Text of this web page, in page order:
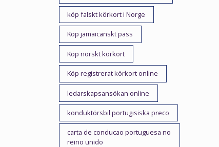
köp falskt körkort i Norge
Köp jamaicanskt pass
Köp norskt körkort
Köp registrerat körkort online
ledarskapsansökan online
konduktörsbil portugisiska preco
carta de conducao portuguesa no
reino unido